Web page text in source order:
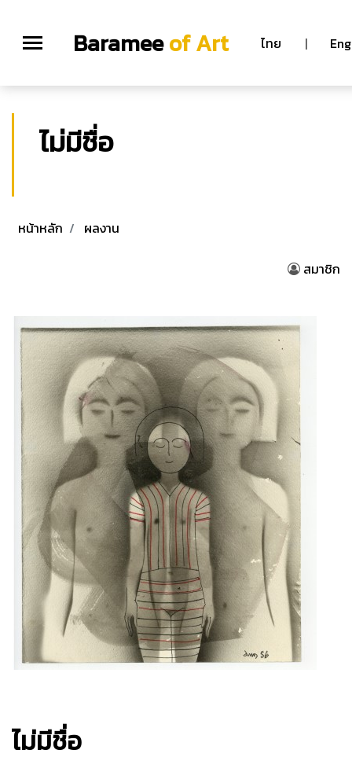
Barameeof Art ไทย | Eng
ไม่มีชื่อ
หน้าหลัก ผลงาน
สมาชิก
ไม่มีชื่อ